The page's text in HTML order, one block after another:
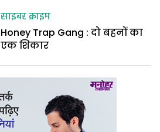
साइबर क्राइम
Honey Trap Gang : दो बहनों का
एक शिकार